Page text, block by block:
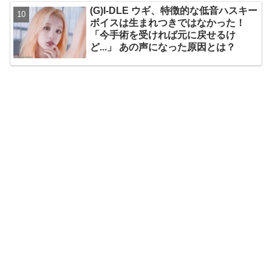
(G)I-DLE ウギ、特徴的な低音ハスキー
ボイスは生まれつきではなかった！
「今手術を受ければ元に戻せるけ
ど...」 あの声になった原因とは？